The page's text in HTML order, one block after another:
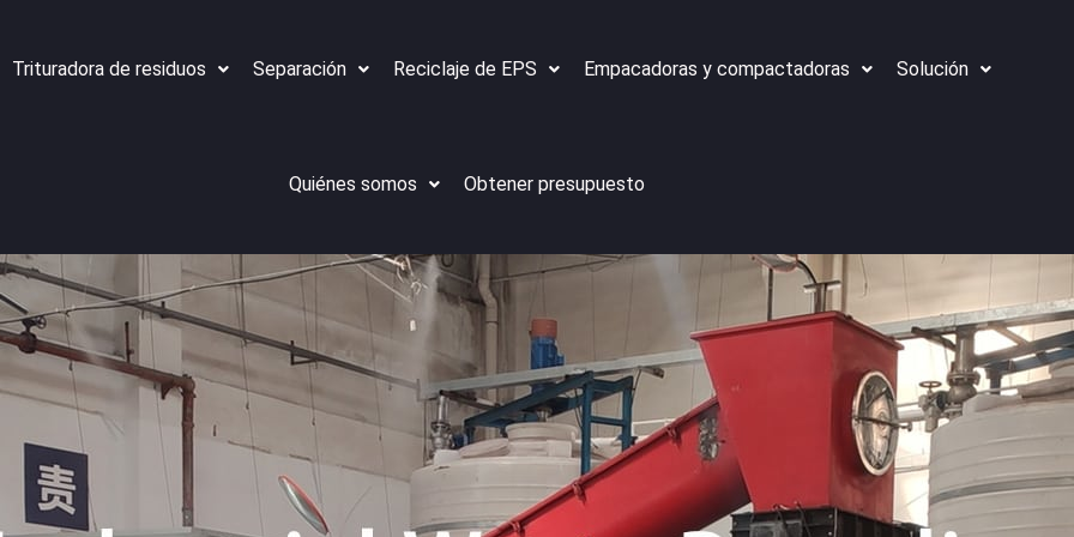
Trituradora de residuos Separación Reciclaje de EPS Empacadoras y compactadoras Solución
Quiénes somos Obtener presupuesto